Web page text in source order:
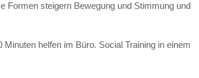
Formen steigern Bewegung und Stimmung und
helfen im Büro. Social Training in einem